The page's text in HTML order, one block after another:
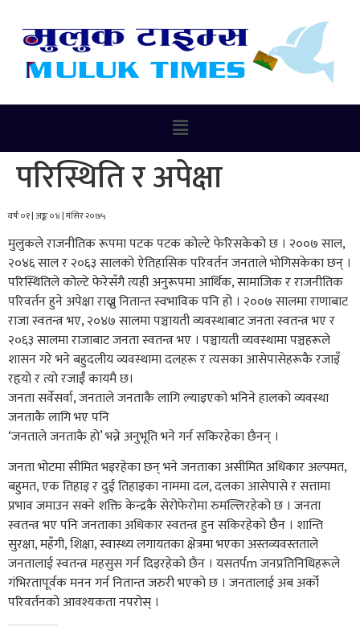
परिस्थिति र अपेक्षा
वर्षः ०१ | अङ्कः ०४ | मंसिर २०७५
मुलुकले राजनीतिक रूपमा पटक पटक कोल्टे फेरिसकेको छ । २००७ साल,
२०४६ साल र २०६३ सालको ऐतिहासिक परिवर्तन जनताले भोगिसकेका छन् ।
परिस्थितिले कोल्टे फेरेसँगै त्यही अनुरूपमा आर्थिक, सामाजिक र राजनीतिक
परिवर्तन हुने अपेक्षा राख्नु नितान्त स्वभाविक पनि हो । २००७ सालमा राणाबाट
राजा स्वतन्त्र भए, २०४७ सालमा पञ्चायती व्यवस्थाबाट जनता स्वतन्त्र भए र
२०६३ सालमा राजाबाट जनता स्वतन्त्र भए । पञ्चायती व्यवस्थामा पञ्चहरूले
शासन गरे भने बहुदलीय व्यवस्थामा दलहरू र त्यसका आसेपासेहरूकै रजाइँ
रहृयो र त्यो रजाईँ कायमै छ।
जनता सर्वेसर्वा, जनताले जनताकै लागि ल्याइएको भनिने हालको व्यवस्था
जनताकै लागि भए पनि
‘जनताले जनताकै हो’ भन्ने अनुभूति भने गर्न सकिरहेका छैनन् ।
जनता भोटमा सीमित भइरहेका छन् भने जनताका असीमित अधिकार अल्पमत,
बहुमत, एक तिहाइ र दुई तिहाइका नाममा दल, दलका आसेपासे र सत्तामा
प्रभाव जमाउन सक्ने शक्ति केन्द्रकै सेरोफेरोमा रुमल्लिरहेको छ । जनता
स्वतन्त्र भए पनि जनताका अधिकार स्वतन्त्र हुन सकिरहेको छैन । शान्ति
सुरक्षा, महँगी, शिक्षा, स्वास्थ्य लगायतका क्षेत्रमा भएका अस्तव्यवस्तताले
जनतालाई स्वतन्त्र महसुस गर्न दिइरहेको छैन । यसतर्पm जनप्रतिनिधिहरूले
गंभिरतापूर्वक मनन गर्न नितान्त जरुरी भएको छ । जनतालाई अब अर्को
परिवर्तनको आवश्यकता नपरोस् ।